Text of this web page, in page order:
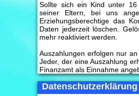
Sollte sich ein Kind unter
seiner Eltern, bei uns
Erziehungsberechtige das
Daten jederzeit löschen.
mehr reaktiviert werden.
Auszahlungen erfolgen nur
Jeder, der eine Auszahlung
Finanzamt als Einnahme
Datenschutzerklärung